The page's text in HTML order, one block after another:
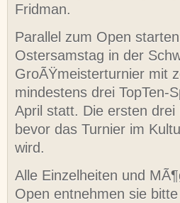
Fridman.
Parallel zum Open
Ostersamstag in der
GroÃŸmeisterturnier mit
mindestens drei TopTen-
April statt. Die ersten
bevor das Turnier im
wird.
Alle Einzelheiten und
Open entnehmen sie